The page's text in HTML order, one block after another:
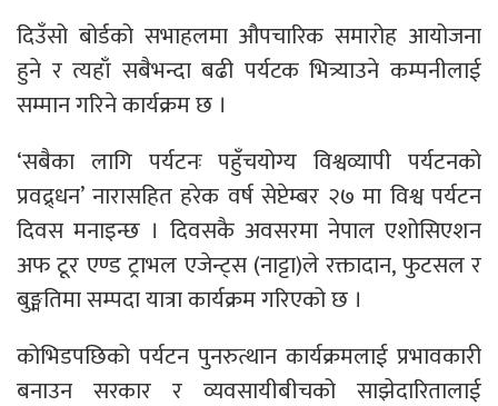
दिउँसो बोर्डको सभाहलमा औपचारिक समारोह आयोजना
हुने र त्यहाँ सबैभन्दा बढी पर्यटक भित्र्याउने कम्पनीलाई
सम्मान गरिने कार्यक्रम छ ।
‘सबैका लागि पर्यटनः पहुँचयोग्य विश्वव्यापी पर्यटनको
प्रवद्र्धन’ नारासहित हरेक वर्ष सेप्टेम्बर २७ मा विश्व पर्यटन
दिवस मनाइन्छ । दिवसकै अवसरमा नेपाल एशोसिएशन
अफ टूर एण्ड ट्राभल एजेन्ट्स (नाट्टा)ले रक्तादान, फुटसल र
बुङ्मतिमा सम्पदा यात्रा कार्यक्रम गरिएको छ ।
कोभिडपछिको पर्यटन पुनरुत्थान कार्यक्रमलाई प्रभावकारी
बनाउन सरकार र व्यवसायीबीचको साझेदारितालाई